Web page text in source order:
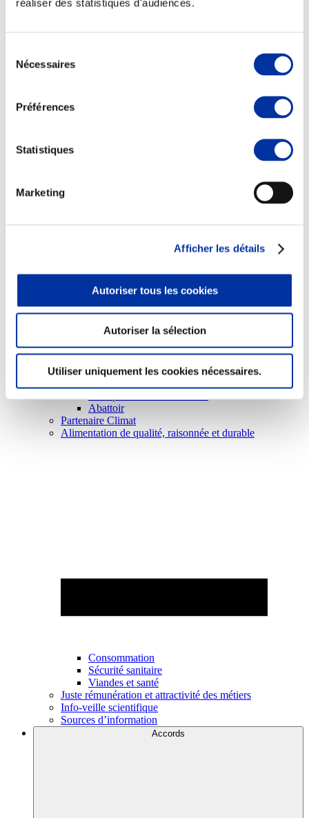
réaliser des statistiques d'audiences.
Nécessaires
Préférences
Statistiques
Marketing
Afficher les détails
Autoriser tous les cookies
Autoriser la sélection
Utiliser uniquement les cookies nécessaires.
Abattoir
Partenaire Climat
Alimentation de qualité, raisonnée et durable
Consommation
Sécurité sanitaire
Viandes et santé
Juste rémunération et attractivité des métiers
Info-veille scientifique
Sources d’information
Accords